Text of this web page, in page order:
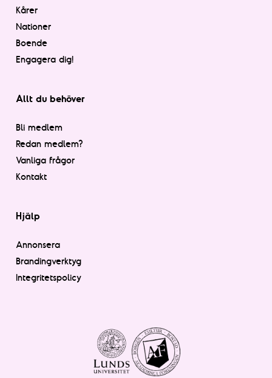
Kårer
Nationer
Boende
Engagera dig!
Allt du behöver
Bli medlem
Redan medlem?
Vanliga frågor
Kontakt
Hjälp
Annonsera
Brandingverktyg
Integritetspolicy